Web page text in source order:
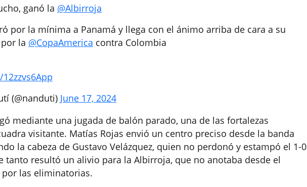
ganó la @Albirroja
por la mínima a Panamá y llega con el ánimo arriba de cara a su
la @CopaAmerica contra Colombia
(@nanduti) June 17, 2024
mediante una jugada de balón parado, una de las fortalezas
visitante. Matías Rojas envió un centro preciso desde la banda
la cabeza de Gustavo Velázquez, quien no perdonó y estampó el 1-0
tanto resultó un alivio para la Albirroja, que no anotaba desde el
las eliminatorias.